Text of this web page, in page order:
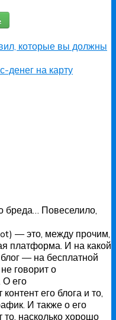
которые вы должны
денег на карту
бреда… Повеселило,
— это, между прочим,
платформа. И на какой
— на бесплатной
говорит о
О его
его блога и то,
И также о его
насколько хорошо